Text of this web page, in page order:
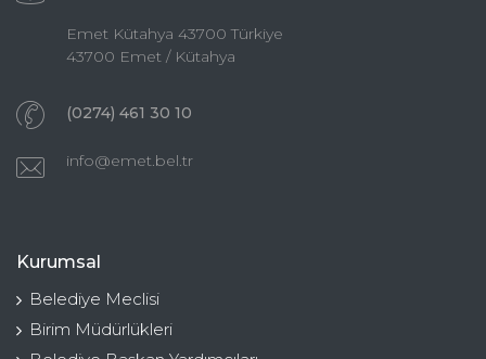
Emet Kütahya 43700 Türkiye
43700 Emet / Kütahya
(0274) 461 30 10
info@emet.bel.tr
Kurumsal
Belediye Meclisi
Birim Müdürlükleri